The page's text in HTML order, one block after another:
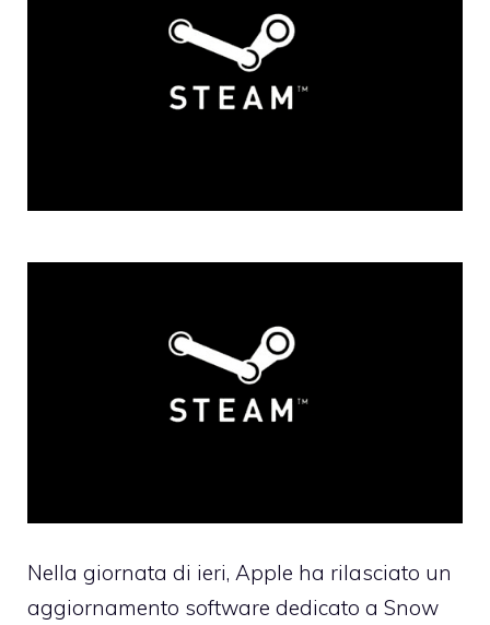
Nella giornata di ieri, Apple ha rilasciato un
aggiornamento software dedicato a Snow